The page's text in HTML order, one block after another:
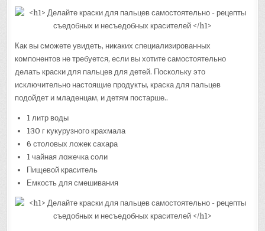
Как вы сможете увидеть, никаких специализированных
компонентов не требуется, если вы хотите самостоятельно
делать краски для пальцев для детей. Поскольку это
исключительно настоящие продукты, краска для пальцев
подойдет и младенцам, и детям постарше..
1 литр воды
130 г кукурузного крахмала
6 столовых ложек сахара
1 чайная ложечка соли
Пищевой краситель
Емкость для смешивания